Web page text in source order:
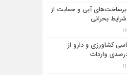
آبی و حمایت از
بحرانی
اساسی کشاورزی و دارو از